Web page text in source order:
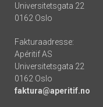
Universitetsgata 22
0162 Oslo
Fakturaadresse:
Apéritif AS
Universitetsgata 22
0162 Oslo
faktura@aperitif.no